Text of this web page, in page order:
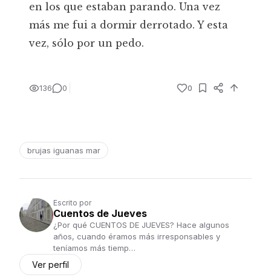
en los que estaban parando. Una vez
más me fui a dormir derrotado. Y esta
vez, sólo por un pedo.
136 0 0
brujas iguanas mar
Escrito por
Cuentos de Jueves
¿Por qué CUENTOS DE JUEVES? Hace algunos
años, cuando éramos más irresponsables y
teníamos más tiemp…
Ver perfil